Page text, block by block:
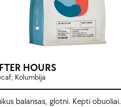
HOURS
Kolumbija
balansas, glotni. Kepti obuoliai.